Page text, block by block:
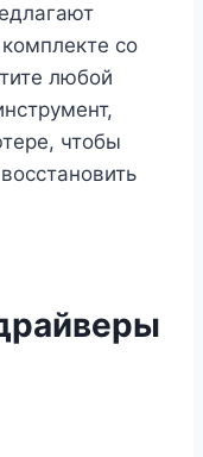
со
любой
чтобы